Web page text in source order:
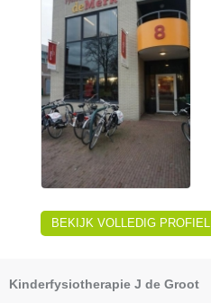
BEKIJK VOLLEDIG PROFIEL
Kinderfysiotherapie J de Groot